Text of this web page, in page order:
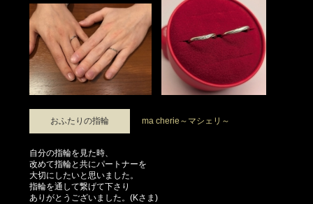
おふたりの指輪 ma cherie～マシェリ～
自分の指輪を見た時、
改めて指輪と共にパートナーを
大切にしたいと思いました。
指輪を通して繋げて下さり
ありがとうございました。(Kさま)